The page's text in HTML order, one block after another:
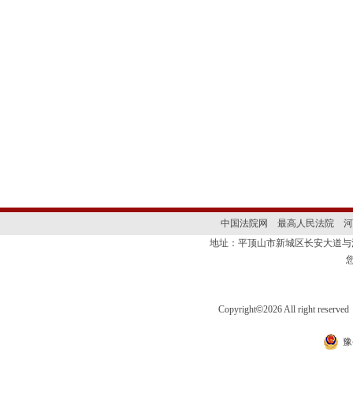
中国法院网 最高人民法院
地址：平顶山市新城区长安大
Copyright©2026 All right